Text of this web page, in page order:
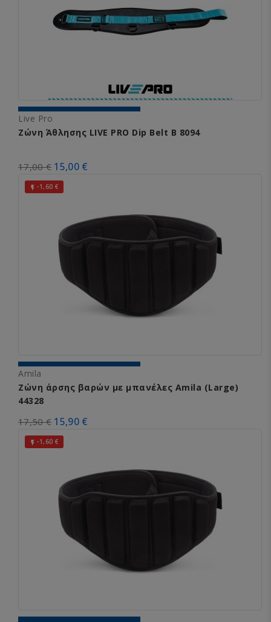
Live Pro
Ζώνη Άθλησης LIVE PRO Dip Belt B 8094
17,00 € 15,00 €
 -1,60 €
Amila
Ζώνη άρσης βαρών με μπανέλες Amila (Large)
44328
17,50 € 15,90 €
 -1,60 €